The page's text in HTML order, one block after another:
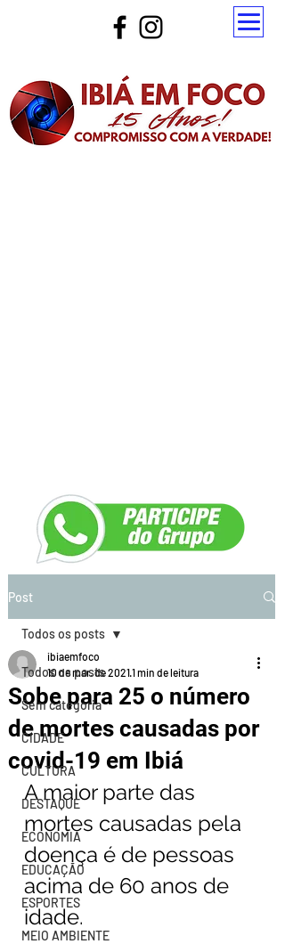
Post
Todos os posts
Sem categoria
CIDADE
CULTURA
DESTAQUE
ECONOMIA
EDUCAÇÃO
ESPORTES
MEIO AMBIENTE
Todos os posts
Sobe para 25 o número
de mortes causadas por
covid-19 em Ibiá
ibiaemfoco
10 de mar. de 20211 min de leitura
A maior parte das
mortes causadas pela
doença é de pessoas
acima de 60 anos de
idade.